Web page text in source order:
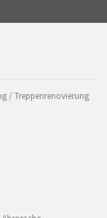
/ Treppenrenovierung